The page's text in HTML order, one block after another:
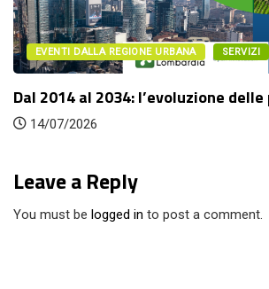
EVENTI DALLA REGIONE URBANA SERVIZI
2014 al 2034: l’evoluzione delle
07/2026
Leave a Reply
You must be logged in to post a comment.